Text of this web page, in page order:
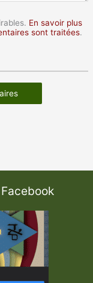
En savoir plus
sont traitées.